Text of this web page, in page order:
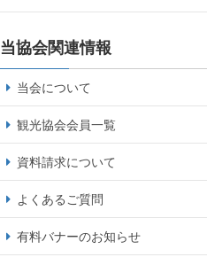
当協会関連情報
当会について
観光協会会員一覧
資料請求について
よくあるご質問
有料バナーのお知らせ